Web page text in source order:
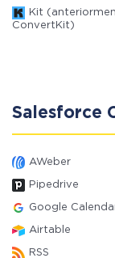
Kit
ConvertKit)
Salesforce
AWeber
Pipedrive
Google
Airtable
RSS